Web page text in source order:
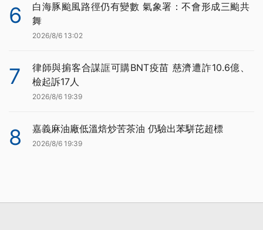
6
白海豚颱風路徑仍有變數 氣象署：不會形成三颱共
舞
2026/8/6 13:02
7
律師與掮客合謀誆可購BNT疫苗 慈濟遭詐10.6億、
檢起訴17人
2026/8/6 19:39
8 嘉義麻油廠低溫焙炒苦茶油 仍驗出苯駢芘超標
2026/8/6 19:39